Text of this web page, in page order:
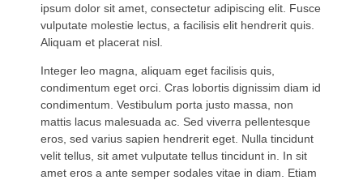
ipsum dolor sit amet, consectetur adipiscing elit. Fusce
vulputate molestie lectus, a facilisis elit hendrerit quis.
Aliquam et placerat nisl.
Integer leo magna, aliquam eget facilisis quis,
condimentum eget orci. Cras lobortis dignissim diam id
condimentum. Vestibulum porta justo massa, non
mattis lacus malesuada ac. Sed viverra pellentesque
eros, sed varius sapien hendrerit eget. Nulla tincidunt
velit tellus, sit amet vulputate tellus tincidunt in. In sit
amet eros a ante semper sodales vitae in diam. Etiam